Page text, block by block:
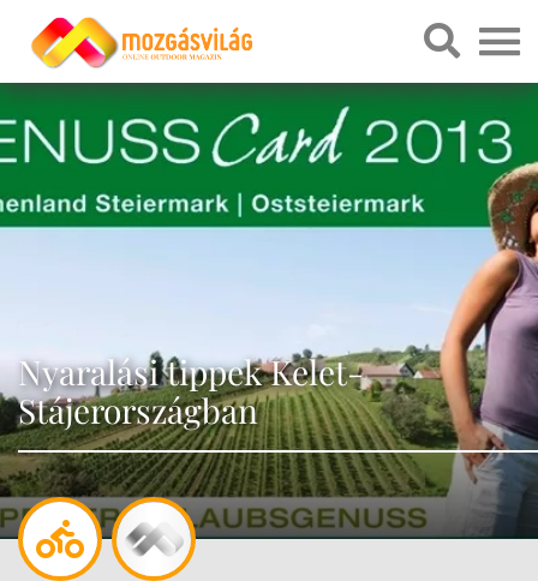
Nyaralási tippek Kelet-
Stájerországban